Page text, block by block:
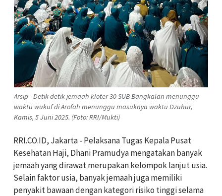
Arsip - Detik-detik jemaah kloter 30 SUB Bangkalan menunggu
waktu wukuf di Arofah menunggu masuknya waktu Dzuhur,
Kamis, 5 Juni 2025. (Foto: RRI/Mukti)
RRI.CO.ID, Jakarta - Pelaksana Tugas Kepala Pusat
Kesehatan Haji, Dhani Pramudya mengatakan banyak
jemaah yang dirawat merupakan kelompok lanjut usia.
Selain faktor usia, banyak jemaah juga memiliki
penyakit bawaan dengan kategori risiko tinggi selama